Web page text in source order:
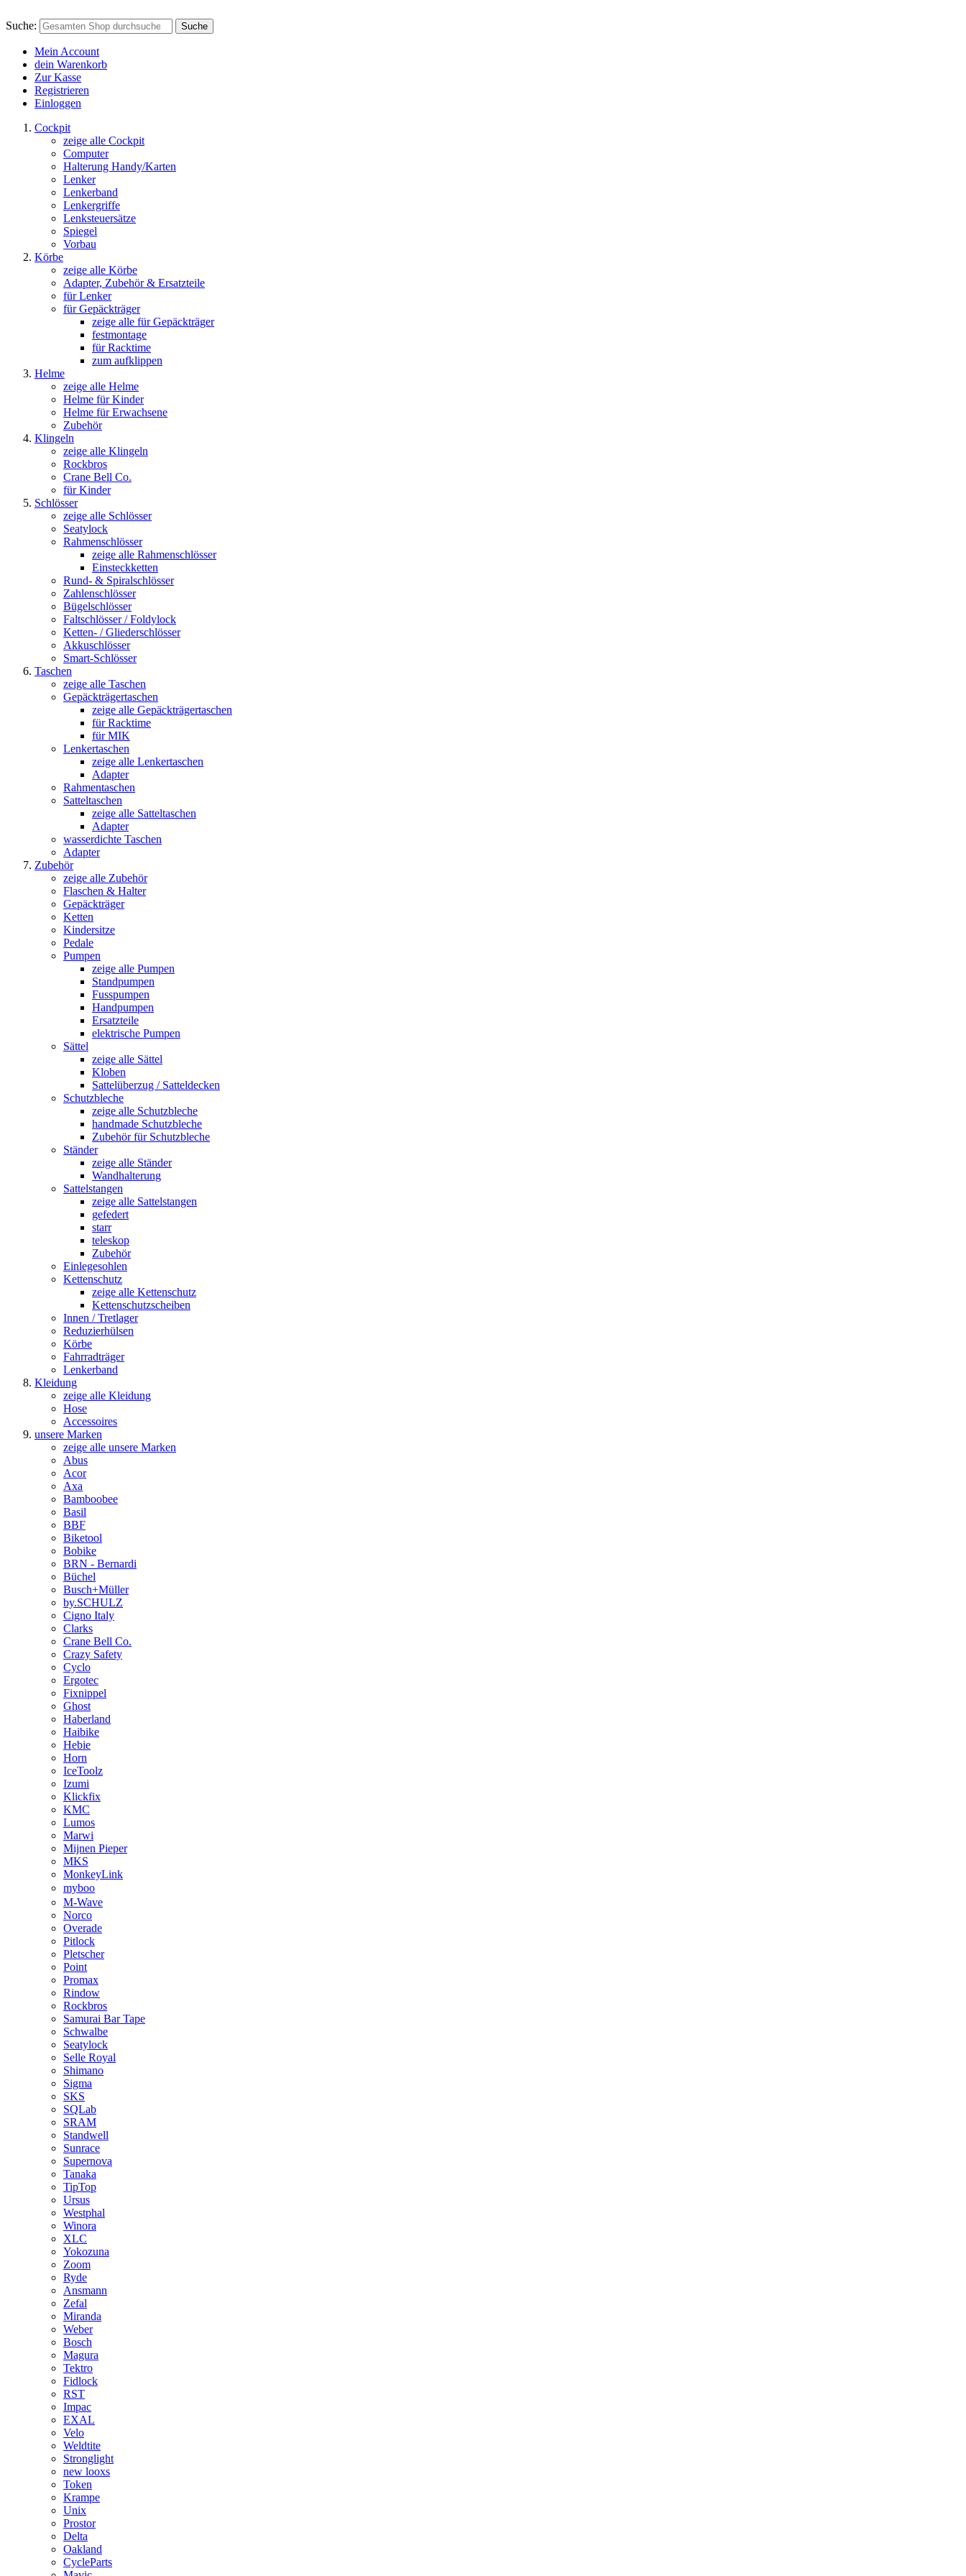
Suche: Suche
Mein Account
dein Warenkorb
Zur Kasse
Registrieren
Einloggen
Cockpit
zeige alle Cockpit
Computer
Halterung Handy/Karten
Lenker
Lenkerband
Lenkergriffe
Lenksteuersätze
Spiegel
Vorbau
Körbe
zeige alle Körbe
Adapter, Zubehör & Ersatzteile
für Lenker
für Gepäckträger
zeige alle für Gepäckträger
festmontage
für Racktime
zum aufklippen
Helme
zeige alle Helme
Helme für Kinder
Helme für Erwachsene
Zubehör
Klingeln
zeige alle Klingeln
Rockbros
Crane Bell Co.
für Kinder
Schlösser
zeige alle Schlösser
Seatylock
Rahmenschlösser
zeige alle Rahmenschlösser
Einsteckketten
Rund- & Spiralschlösser
Zahlenschlösser
Bügelschlösser
Faltschlösser / Foldylock
Ketten- / Gliederschlösser
Akkuschlösser
Smart-Schlösser
Taschen
zeige alle Taschen
Gepäckträgertaschen
zeige alle Gepäckträgertaschen
für Racktime
für MIK
Lenkertaschen
zeige alle Lenkertaschen
Adapter
Rahmentaschen
Satteltaschen
zeige alle Satteltaschen
Adapter
wasserdichte Taschen
Adapter
Zubehör
zeige alle Zubehör
Flaschen & Halter
Gepäckträger
Ketten
Kindersitze
Pedale
Pumpen
zeige alle Pumpen
Standpumpen
Fusspumpen
Handpumpen
Ersatzteile
elektrische Pumpen
Sättel
zeige alle Sättel
Kloben
Sattelüberzug / Satteldecken
Schutzbleche
zeige alle Schutzbleche
handmade Schutzbleche
Zubehör für Schutzbleche
Ständer
zeige alle Ständer
Wandhalterung
Sattelstangen
zeige alle Sattelstangen
gefedert
starr
teleskop
Zubehör
Einlegesohlen
Kettenschutz
zeige alle Kettenschutz
Kettenschutzscheiben
Innen / Tretlager
Reduzierhülsen
Körbe
Fahrradträger
Lenkerband
Kleidung
zeige alle Kleidung
Hose
Accessoires
unsere Marken
zeige alle unsere Marken
Abus
Acor
Axa
Bamboobee
Basil
BBF
Biketool
Bobike
BRN - Bernardi
Büchel
Busch+Müller
by.SCHULZ
Cigno Italy
Clarks
Crane Bell Co.
Crazy Safety
Cyclo
Ergotec
Fixnippel
Ghost
Haberland
Haibike
Hebie
Horn
IceToolz
Izumi
Klickfix
KMC
Lumos
Marwi
Mijnen Pieper
MKS
MonkeyLink
myboo
M-Wave
Norco
Overade
Pitlock
Pletscher
Point
Promax
Rindow
Rockbros
Samurai Bar Tape
Schwalbe
Seatylock
Selle Royal
Shimano
Sigma
SKS
SQLab
SRAM
Standwell
Sunrace
Supernova
Tanaka
TipTop
Ursus
Westphal
Winora
XLC
Yokozuna
Zoom
Ryde
Ansmann
Zefal
Miranda
Weber
Bosch
Magura
Tektro
Fidlock
RST
Impac
EXAL
Velo
Weldtite
Stronglight
new looxs
Token
Krampe
Unix
Prostor
Delta
Oakland
CycleParts